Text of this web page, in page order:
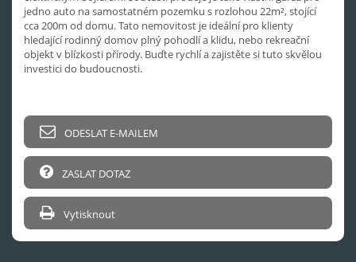
jedno auto na samostatném pozemku s rozlohou 22m², stojící
cca 200m od domu. Tato nemovitost je ideální pro klienty
hledající rodinný domov plný pohodlí a klidu, nebo rekreační
objekt v blízkosti přírody. Buďte rychlí a zajistěte si tuto skvělou
investici do budoucnosti.
ODESLAT E-MAILEM
ZASLAT DOTAZ
Vytisknout